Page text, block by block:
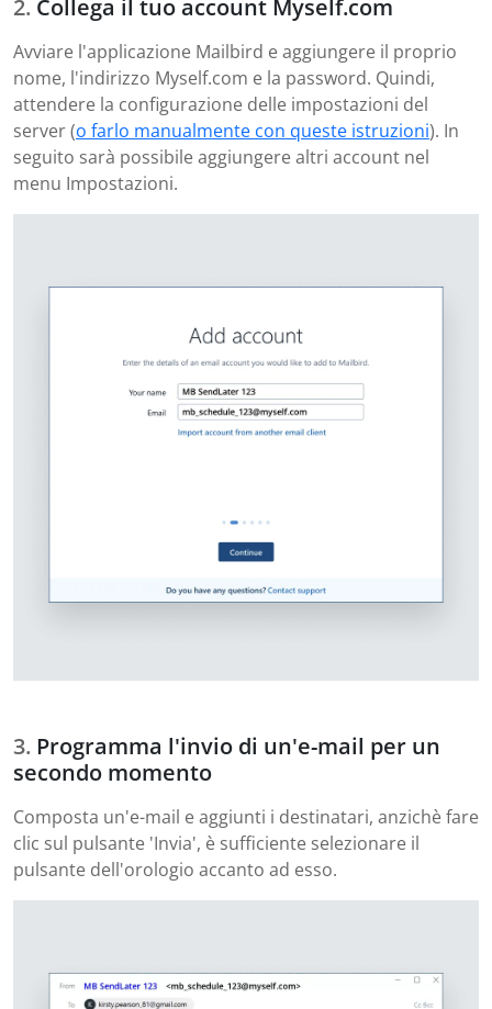
Collega il tuo account Myself.com
Avviare l'applicazione Mailbird e aggiungere il proprio
nome, l'indirizzo Myself.com e la password. Quindi,
attendere la configurazione delle impostazioni del
server (o farlo manualmente con queste istruzioni). In
seguito sarà possibile aggiungere altri account nel
menu Impostazioni.
Programma l'invio di un'e-mail per un
secondo momento
Composta un'e-mail e aggiunti i destinatari, anzichè fare
clic sul pulsante 'Invia', è sufficiente selezionare il
pulsante dell'orologio accanto ad esso.